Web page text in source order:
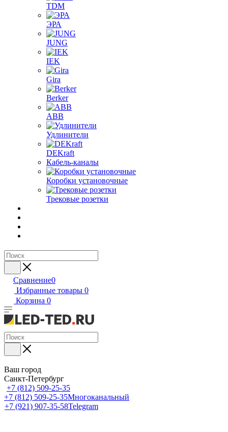
TDM
ЭРА
JUNG
IEK
Gira
Berker
ABB
Удлинители
DEKraft
Кабель-каналы
Коробки установочные
Трековые розетки
Сравнение0
Избранные товары 0
Корзина 0
Ваш город
Санкт-Петербург
+7 (812) 509-25-35
+7 (812) 509-25-35Многоканальный
+7 (921) 907-35-58Telegram